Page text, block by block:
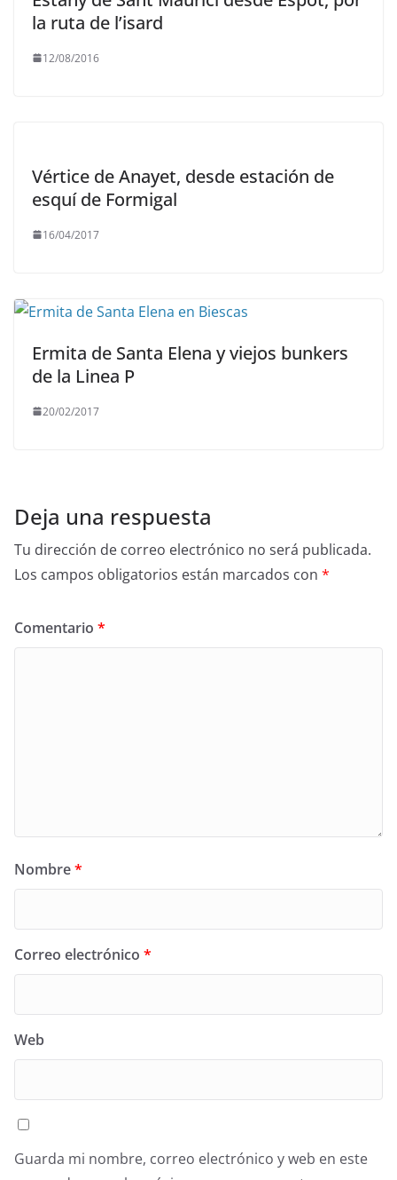
la ruta de l’isard
12/08/2016
Vértice de Anayet, desde estación de
esquí de Formigal
16/04/2017
Ermita de Santa Elena y viejos bunkers
de la Linea P
20/02/2017
Deja una respuesta
Tu dirección de correo electrónico no será publicada.
Los campos obligatorios están marcados con *
Comentario *
Nombre*
Correo electrónico *
Web
Guarda mi nombre, correo electrónico y web en este